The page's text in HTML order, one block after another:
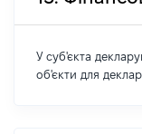
У суб'єкта
об'єкти для